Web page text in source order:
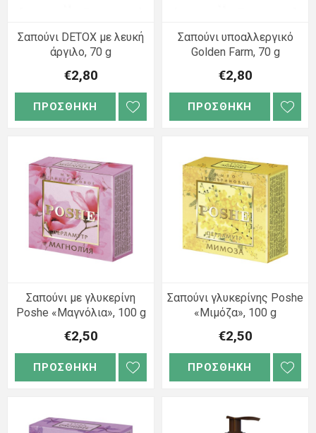
Σαπούνι DETOX με λευκή
άργιλο, 70 g
€2,80
ΠΡΟΣΘΗΚΗ
Σαπούνι υποαλλεργικό
Golden Farm, 70 g
€2,80
ΠΡΟΣΘΗΚΗ
Σαπούνι με γλυκερίνη
Poshe «Μαγνόλια», 100 g
€2,50
ΠΡΟΣΘΗΚΗ
Σαπούνι γλυκερίνης Poshe
«Μιμόζα», 100 g
€2,50
ΠΡΟΣΘΗΚΗ